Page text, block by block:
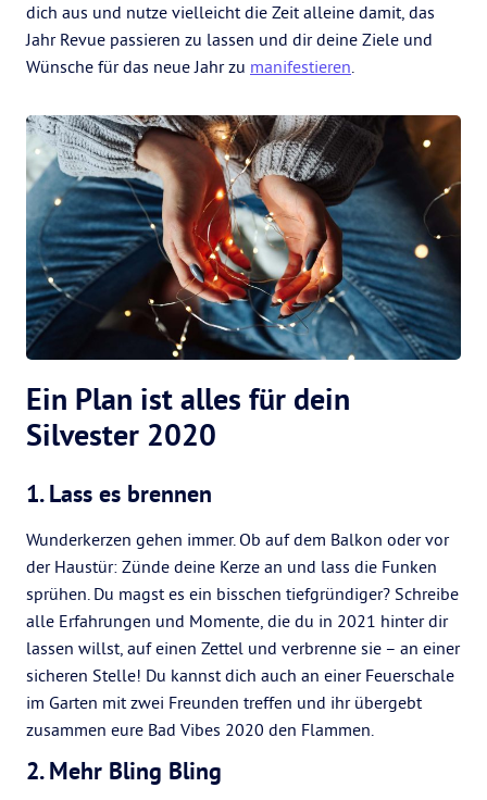
dich aus und nutze vielleicht die Zeit alleine damit, das
Jahr Revue passieren zu lassen und dir deine Ziele und
Wünsche für das neue Jahr zu manifestieren.
Ein Plan ist alles für dein
Silvester 2020
1. Lass es brennen
Wunderkerzen gehen immer. Ob auf dem Balkon oder vor
der Haustür: Zünde deine Kerze an und lass die Funken
sprühen. Du magst es ein bisschen tiefgründiger? Schreibe
alle Erfahrungen und Momente, die du in 2021 hinter dir
lassen willst, auf einen Zettel und verbrenne sie – an einer
sicheren Stelle! Du kannst dich auch an einer Feuerschale
im Garten mit zwei Freunden treffen und ihr übergebt
zusammen eure Bad Vibes 2020 den Flammen.
2. Mehr Bling Bling